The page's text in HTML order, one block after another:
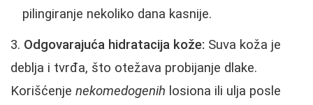
pilingiranje nekoliko dana kasnije.
Odgovarajuća hidratacija kože: Suva koža je
deblja i tvrđa, što otežava probijanje dlake.
Korišćenje nekomedogenih losiona ili ulja posle